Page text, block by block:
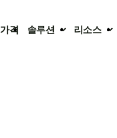
가격 솔루션 리소스